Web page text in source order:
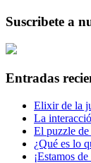
Suscribete a
Entradas
Elixir de la
La
El puzzle de
¿Qué es lo
¡Estamos